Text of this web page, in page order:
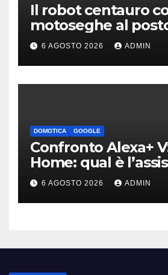
Il robot centauro
motoseghe al
mani è pronto per
impossibili
6 AGOSTO 2026 ADMIN
DOMOTICA GOOGLE
Confronto Alexa+
Home: qual è
migliore | Video
6 AGOSTO 2026 ADMIN